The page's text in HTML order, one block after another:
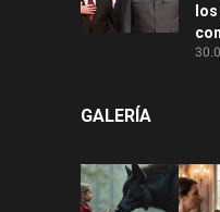
GALERÍA